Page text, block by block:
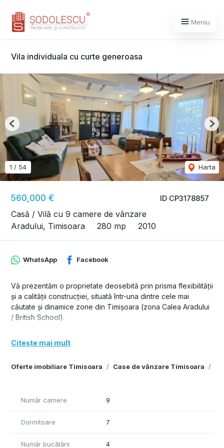
Meniu
Vila individuala cu curte generoasa
ID CP3178857
560,000 €
Casă / Vilă cu 9 camere de vânzare
Aradului, Timisoara
280 mp 2010
1 / 54 Harta
Previous
Oferte imobiliare Timisoara Case de vânzare Timisoara
WhatsApp Facebook
​Vă prezentăm o proprietate deosebită prin prisma flexibilității
și a calității construcției, situată într-una dintre cele mai
căutate și dinamice zone din Timișoara (zona Calea Aradului
/ British School).
calitate, casa a beneficiat de renovări și modernizări majore
funcționa fie ca o rezidență individuală fastuoasă, fie ca un
Citește mai mult
Număr camere 9
Dormitoare 7
Număr bucătării 4